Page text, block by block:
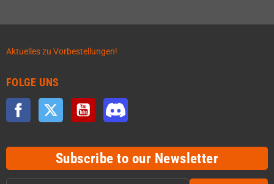
Aktuelles zu Vorbestellungen!
FOLGE UNS
Facebook Twitter YouTube
Subscribe to our Newsletter